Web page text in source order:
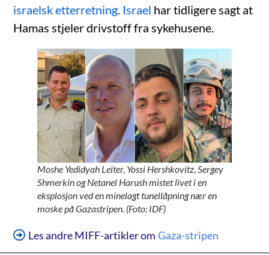
israelsk etterretning. Israel har tidligere sagt at
Hamas stjeler drivstoff fra sykehusene.
Moshe Yedidyah Leiter, Yossi Hershkovitz, Sergey
Shmerkin og Netanel Harush mistet livet i en
eksplosjon ved en minelagt tunellåpning nær en
moske på Gazastripen. (Foto: IDF)
Les andre MIFF-artikler om Gaza-stripen